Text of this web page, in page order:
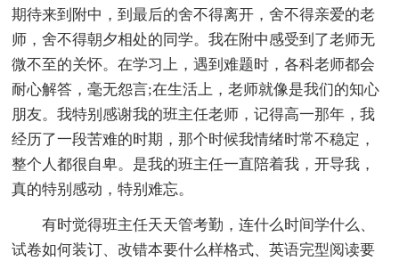
期待来到附中，到最后的舍不得离开，舍不得亲爱的老
师，舍不得朝夕相处的同学。我在附中感受到了老师无
微不至的关怀。在学习上，遇到难题时，各科老师都会
耐心解答，毫无怨言;在生活上，老师就像是我们的知心
朋友。我特别感谢我的班主任老师，记得高一那年，我
经历了一段苦难的时期，那个时候我情绪时常不稳定，
整个人都很自卑。是我的班主任一直陪着我，开导我，
真的特别感动，特别难忘。
有时觉得班主任天天管考勤，连什么时间学什么、
试卷如何装订、改错本要什么样格式、英语完型阅读要